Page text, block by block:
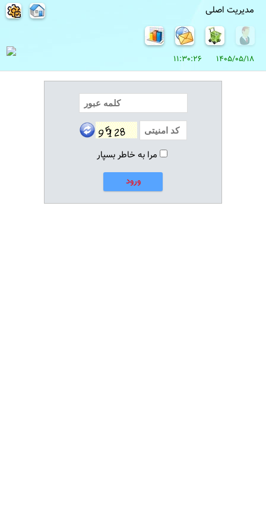
مدیریت اصلی
1405/05/18 11:30:26
مرا به خاطر بسپار